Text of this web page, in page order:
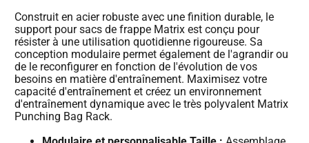
Construit en acier robuste avec une finition durable, le
support pour sacs de frappe Matrix est conçu pour
résister à une utilisation quotidienne rigoureuse. Sa
conception modulaire permet également de l'agrandir ou
de le reconfigurer en fonction de l'évolution de vos
besoins en matière d'entraînement. Maximisez votre
capacité d'entraînement et créez un environnement
d'entraînement dynamique avec le très polyvalent Matrix
Punching Bag Rack.